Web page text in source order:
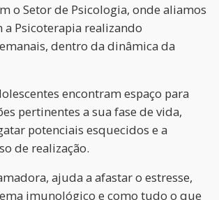
o Setor de Psicologia, onde aliamos
Psicoterapia realizando
dentro da dinâmica da
encontram espaço para
pertinentes a sua fase de vida,
potenciais esquecidos e a
de realização.
ajuda a afastar o estresse,
imunológico e como tudo o que